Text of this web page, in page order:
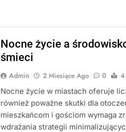
Nocne życie a
śmieci
Admin 2 Miesiące Ago 0
4
Nocne życie w miastach oferuje
również poważne skutki dla
mieszkańcom i gościom wymaga
wdrażania strategii